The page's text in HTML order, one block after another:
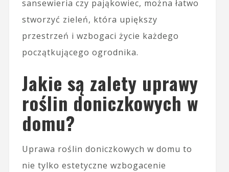
sansewieria czy pająkowiec, można łatwo
stworzyć zieleń, która upiększy
przestrzeń i wzbogaci życie każdego
początkującego ogrodnika.
Jakie są zalety uprawy
roślin doniczkowych w
domu?
Uprawa roślin doniczkowych w domu to
nie tylko estetyczne wzbogacenie